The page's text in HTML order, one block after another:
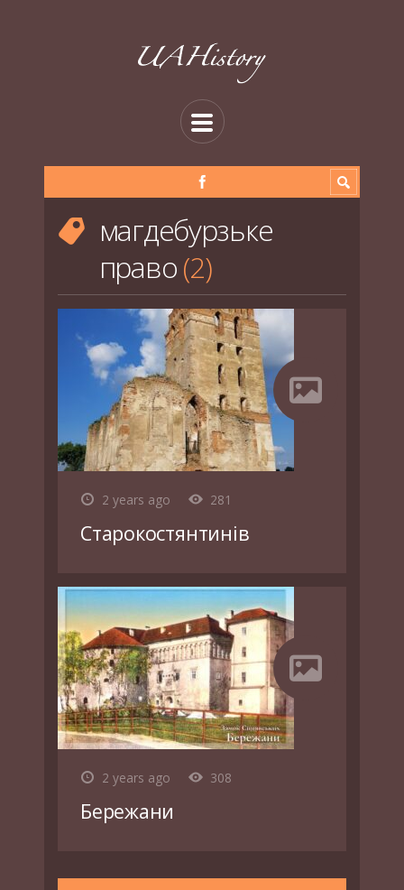
магдебурзьке
право 2
2 years ago 281
Старокостянтинів
2 years ago 308
Бережани